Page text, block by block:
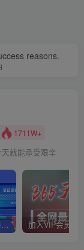
reasons.
1711W+
就能承受艰辛
官方正品 全网VIP课程 无损下载~